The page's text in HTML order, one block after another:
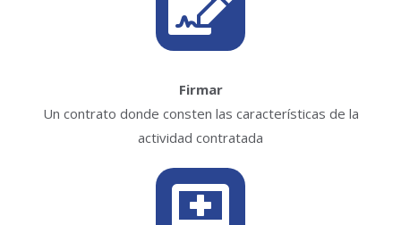
Firmar
Un contrato donde consten las características de la
actividad contratada